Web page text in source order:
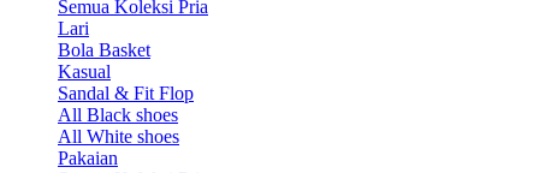
Semua Koleksi Pria
Lari
Bola Basket
Kasual
Sandal & Fit Flop
All Black shoes
All White shoes
Pakaian